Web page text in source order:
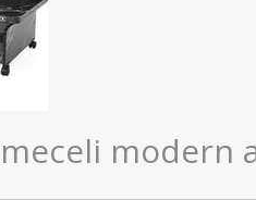
modern